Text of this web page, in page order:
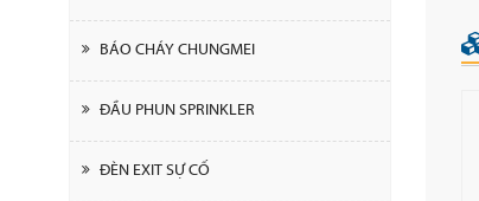
BÁO CHÁY CHUNGMEI
ĐẦU PHUN SPRINKLER
ĐÈN EXIT SỰ CỐ